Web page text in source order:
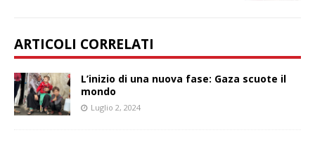
ARTICOLI CORRELATI
L’inizio di una nuova fase: Gaza scuote il
mondo
Luglio 2, 2024